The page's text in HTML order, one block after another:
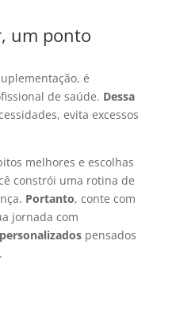
um ponto
é
de saúde. Dessa
evita excessos
melhores e escolhas
constrói uma rotina de
Portanto, conte com
jornada com
pensados